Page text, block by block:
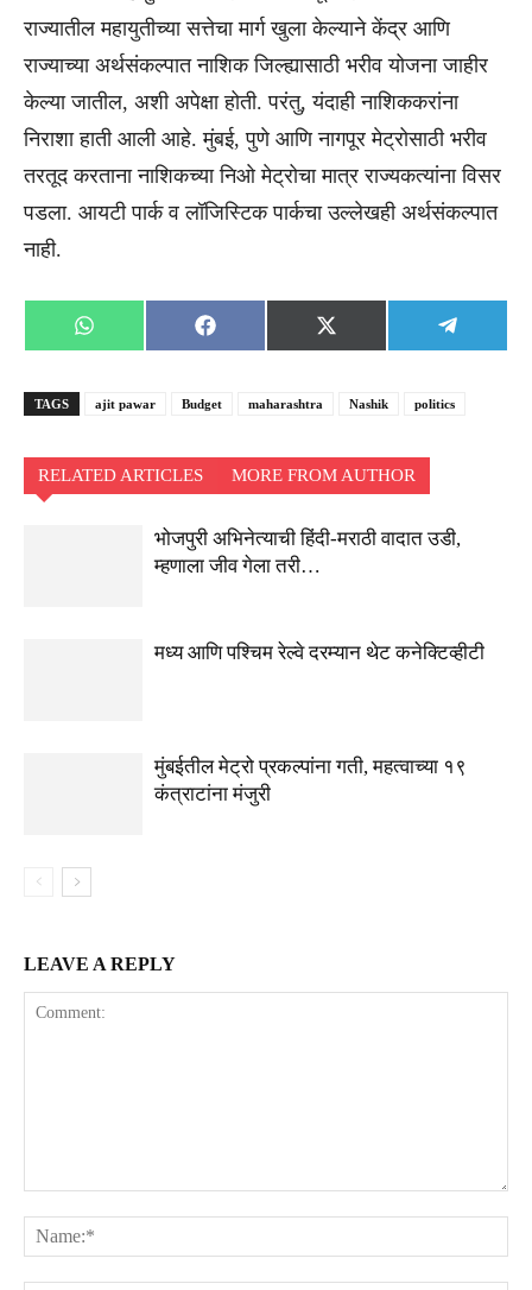
राज्यातील महायुतीच्या सत्तेचा मार्ग खुला केल्याने केंद्र आणि
राज्याच्या अर्थसंकल्पात नाशिक जिल्ह्यासाठी भरीव योजना जाहीर
केल्या जातील, अशी अपेक्षा होती. परंतु, यंदाही नाशिककरांना
निराशा हाती आली आहे. मुंबई, पुणे आणि नागपूर मेट्रोसाठी भरीव
तरतूद करताना नाशिकच्या निओ मेट्रोचा मात्र राज्यकत्यांना विसर
पडला. आयटी पार्क व लॉजिस्टिक पार्कचा उल्लेखही अर्थसंकल्पात
नाही.
Share
on
WhatsApp
Share
on
Facebook
Share
on
X
(Twitter)
Share
on
TAGS ajit pawar Budget maharashtra Nashik politics
RELATED ARTICLES MORE FROM AUTHOR
भोजपुरी अभिनेत्याची हिंदी-मराठी वादात उडी,
म्हणाला जीव गेला तरी…
मध्य आणि पश्चिम रेल्वे दरम्यान थेट कनेक्टिव्हीटी
मुंबईतील मेट्रो प्रकल्पांना गती, महत्वाच्या १९
कंत्राटांना मंजुरी
LEAVE A REPLY